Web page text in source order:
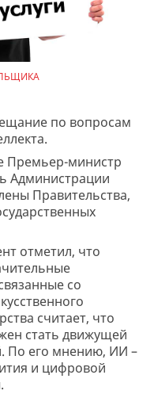
по вопросам
Премьер-министр
Администрации
Правительства,
отметил, что
со
считает, что
стать движущей
По его мнению, ИИ –
и цифровой